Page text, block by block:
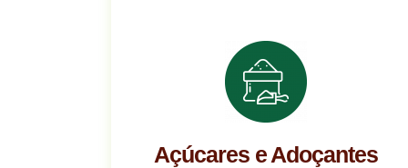
Açúcares e Adoçantes